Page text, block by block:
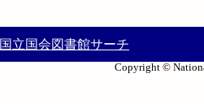
国立国会図書館サーチ
Copyright ©